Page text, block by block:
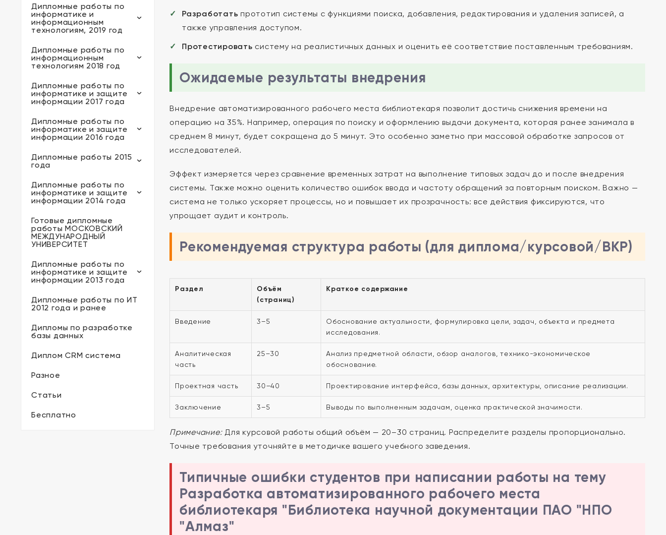
Дипломные работы по
информатике и
информационным
технологиям, 2019 год
Дипломные работы по
информационным
технологиям 2018 год
Дипломные работы по
информатике и защите
информации 2017 года
Дипломные работы по
информатике и защите
информации 2016 года
Дипломные работы 2015
года
Дипломные работы по
информатике и защите
информации 2014 года
Готовые дипломные
работы МОСКОВСКИЙ
МЕЖДУНАРОДНЫЙ
УНИВЕРСИТЕТ
Дипломные работы по
информатике и защите
информации 2013 года
Дипломные работы по ИТ
2012 года и ранее
Дипломы по разработке
базы данных
Диплом CRM система
Разное
Статьи
Бесплатно
Разработать прототип системы с функциями поиска, добавления, редактирования и удаления записей, а
также управления доступом.
Протестировать систему на реалистичных данных и оценить её соответствие поставленным требованиям.
Ожидаемые результаты внедрения
Внедрение автоматизированного рабочего места библиотекаря позволит достичь снижения времени на
операцию на 35%. Например, операция по поиску и оформлению выдачи документа, которая ранее занимала в
среднем 8 минут, будет сокращена до 5 минут. Это особенно заметно при массовой обработке запросов от
исследователей.
Эффект измеряется через сравнение временных затрат на выполнение типовых задач до и после внедрения
системы. Также можно оценить количество ошибок ввода и частоту обращений за повторным поиском. Важно —
система не только ускоряет процессы, но и повышает их прозрачность: все действия фиксируются, что
упрощает аудит и контроль.
Рекомендуемая структура работы (для диплома/курсовой/ВКР)
Раздел
Объём
(страниц)
Краткое содержание
Введение 3–5
Обоснование актуальности, формулировка цели, задач, объекта и предмета
исследования.
Аналитическая
часть
25–30
Анализ предметной области, обзор аналогов, технико-экономическое
обоснование.
Проектная часть 30–40 Проектирование интерфейса, базы данных, архитектуры, описание реализации.
Заключение 3–5 Выводы по выполненным задачам, оценка практической значимости.
Примечание:Для курсовой работы общий объём — 20–30 страниц. Распределите разделы пропорционально.
Точные требования уточняйте в методичке вашего учебного заведения.
Типичные ошибки студентов при написании работы на тему
Разработка автоматизированного рабочего места
библиотекаря "Библиотека научной документации ПАО "НПО
"Алмаз"